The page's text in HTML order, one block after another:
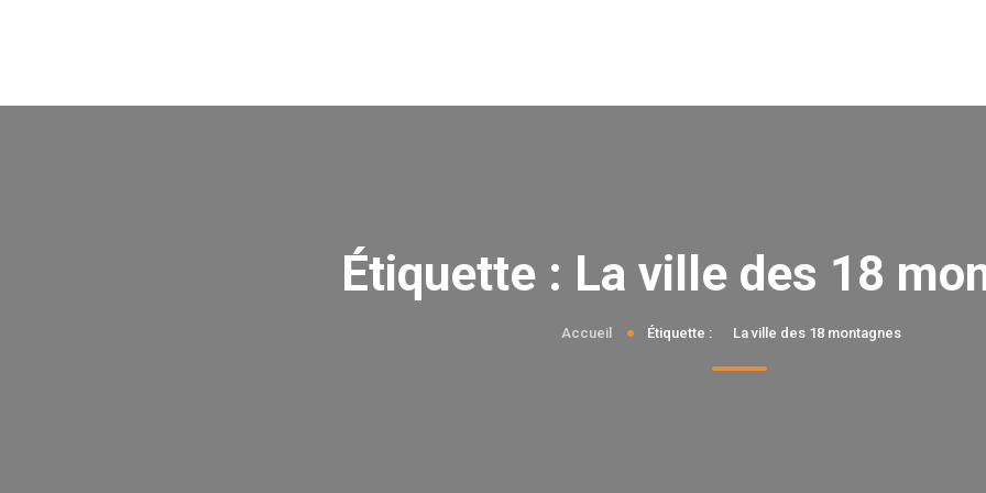
Étiquette : La ville des 18
Accueil Étiquette : La ville des 18 montagnes